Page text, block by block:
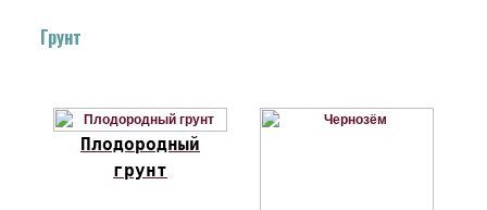
Грунт
Плодородный
грунт